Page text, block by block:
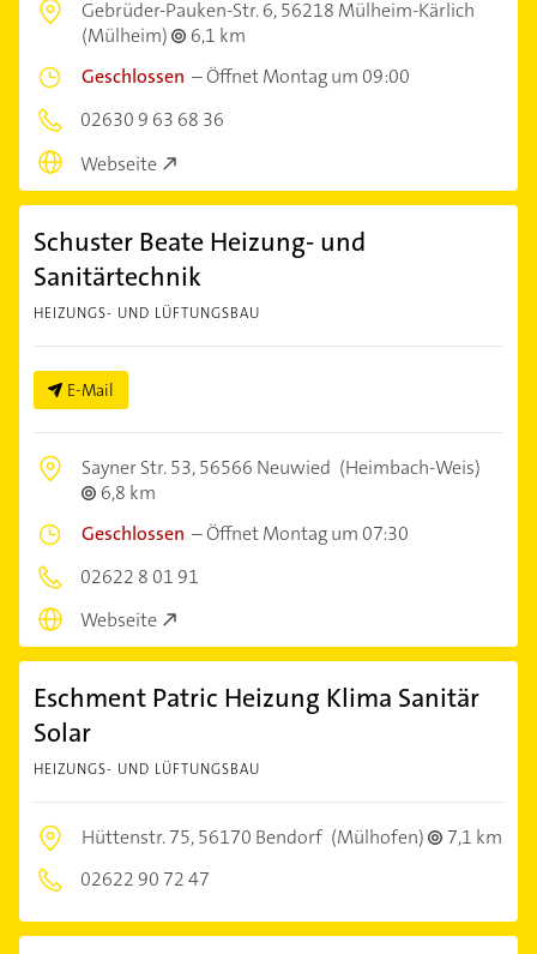
Gebrüder-Pauken-Str. 6,56218 Mülheim-Kärlich
(Mülheim)
6,1 km
Geschlossen –Öffnet Montag um 09:00
02630 9 63 68 36
Webseite
Schuster Beate Heizung- und
Sanitärtechnik
HEIZUNGS- UND LÜFTUNGSBAU
E-Mail
Sayner Str. 53,56566 Neuwied (Heimbach-Weis)
6,8 km
Geschlossen –Öffnet Montag um 07:30
02622 8 01 91
Webseite
Eschment Patric Heizung Klima Sanitär
Solar
HEIZUNGS- UND LÜFTUNGSBAU
Hüttenstr. 75,56170 Bendorf (Mülhofen)
7,1 km
02622 90 72 47